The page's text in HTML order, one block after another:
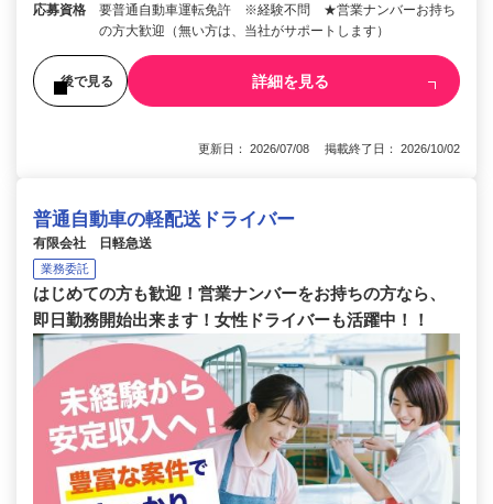
応募資格
要普通自動車運転免許 ※経験不問 ★営業ナンバーお持ち
の方大歓迎（無い方は、当社がサポートします）
後で見る 詳細を見る
更新日： 2026/07/08 掲載終了日： 2026/10/02
普通自動車の軽配送ドライバー
有限会社 日軽急送
業務委託
はじめての方も歓迎！営業ナンバーをお持ちの方なら、
即日勤務開始出来ます！女性ドライバーも活躍中！！